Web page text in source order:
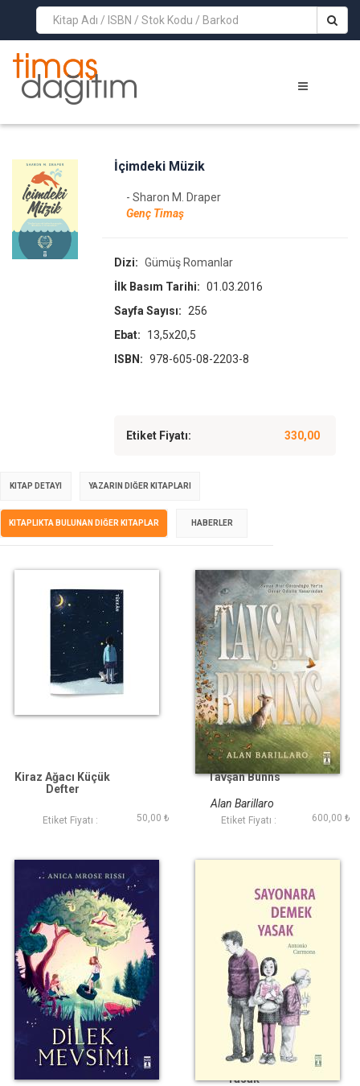
>
İçimdeki Müzik
- Sharon M. Draper
Genç Timaş
Dizi: Gümüş Romanlar
İlk Basım Tarihi: 01.03.2016
Sayfa Sayısı:
256
Ebat:
13,5x20,5
ISBN: 978-605-08-2203-8
Etiket Fiyatı: 330,00
KITAP DETAYI YAZARIN DIĞER KITAPLARI
KITAPLIKTA BULUNAN DIĞER KITAPLAR HABERLER
Kiraz Ağacı Küçük
Defter
Etiket Fiyatı : 50,00 ₺
Tavşan Bunns
Alan Barillaro
Etiket Fiyatı : 600,00 ₺
Dilek Mevsimi
Sayonara Demek
Yasak